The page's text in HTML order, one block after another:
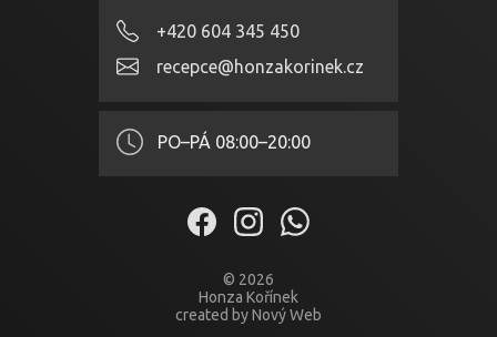
+420 604 345 450
recepce@honzakorinek.cz
PO–PÁ 08:00–20:00
© 2026
Honza Kořínek
created by Nový Web